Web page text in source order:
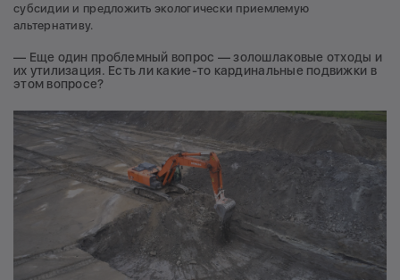
субсидии и предложить экологически приемлемую
альтернативу.
— Еще один проблемный вопрос — золошлаковые отходы и
их утилизация. Есть ли какие-то кардинальные подвижки в
этом вопросе?